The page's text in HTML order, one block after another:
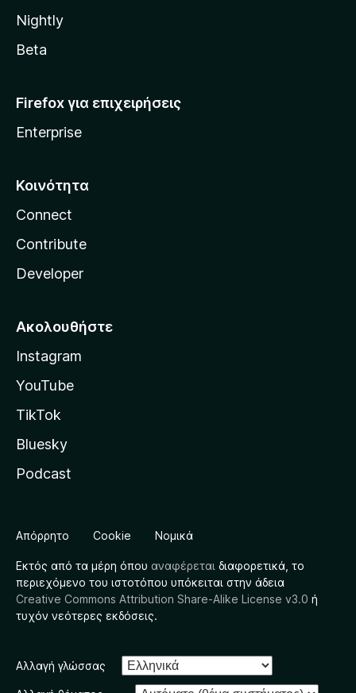
l
a
Nightly
Beta
Firefox για επιχειρήσεις
Enterprise
Κοινότητα
Connect
Contribute
Developer
Ακολουθήστε
Instagram
YouTube
TikTok
Bluesky
Podcast
Απόρρητο Cookie Νομικά
Εκτός από τα μέρη όπου αναφέρεται διαφορετικά, το
περιεχόμενο του ιστοτόπου υπόκειται στην άδεια
Creative Commons Attribution Share-Alike License v3.0 ή
τυχόν νεότερες εκδόσεις.
Αλλαγή γλώσσας